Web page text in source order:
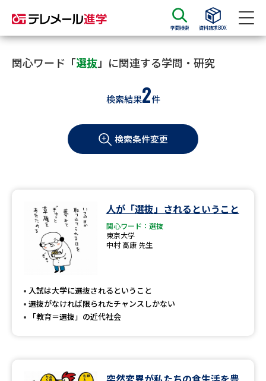
学問検索 資料請求BOX
資料請求 資料検索
大学・短大の資料種類から請求
学部・学科パンフ
過去問題集
大学・短大以外の資料から請求
専門学校の資料請求
留学・進学関連、塾・予備校
大学入学共通テスト「受験案
内」の請求
関心ワード「選抜」に関連する学問・研究
検索結果2件
検索条件変更
人が「選抜」されるということ
関心ワード：選抜
東京大学
中村 高康 先生
入試は大学に選抜されるということ
選抜がなければ限られたチャンスしかない
「教育＝選抜」の近代社会